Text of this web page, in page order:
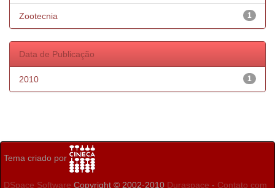
1
Zootecnia
Data de Publicação
1
2010
Tema criado por
DSpace Software Copyright © 2002-2010 Duraspace - Contato com